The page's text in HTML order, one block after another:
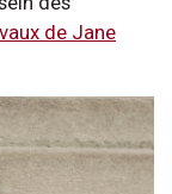
de Jane